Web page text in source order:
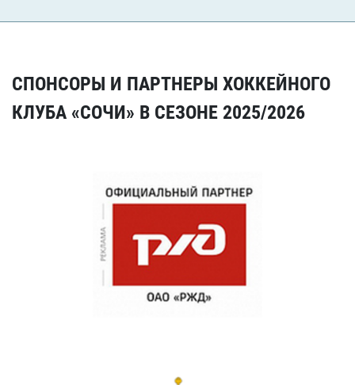
СПОНСОРЫ И ПАРТНЕРЫ ХОККЕЙНОГО
КЛУБА «СОЧИ» В СЕЗОНЕ 2025/2026